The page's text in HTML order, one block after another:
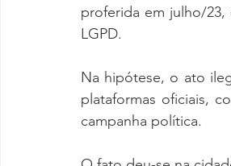
proferida em julho/
LGPD.
Na hipótese, o ato
plataformas oficiais,
campanha política.